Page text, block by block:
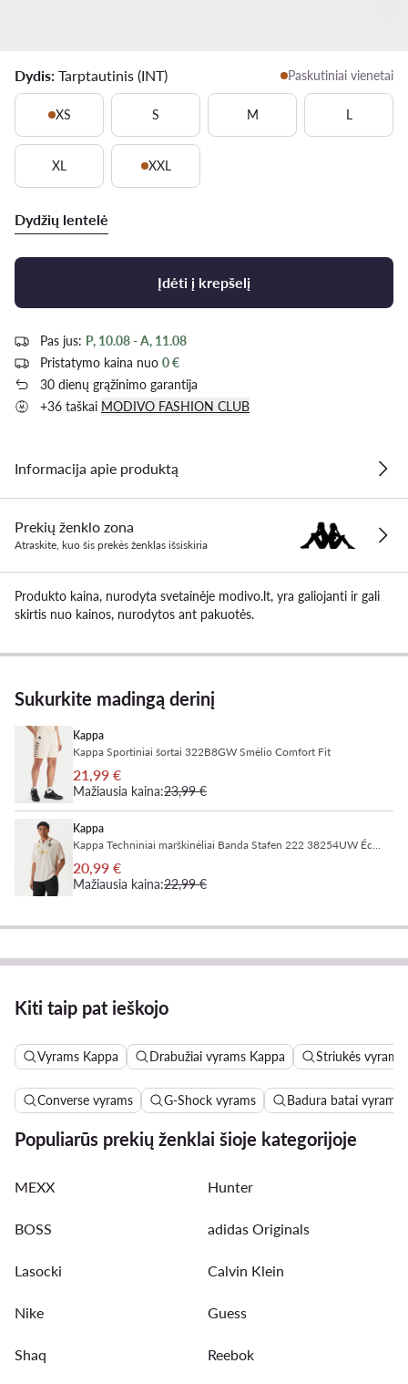
Dydis: Tarptautinis (INT) Paskutiniai vienetai
XS S M L
XL XXL
Dydžių lentelė
Įdėti į krepšelį
Pas jus: P, 10.08 - A, 11.08
Pristatymo kaina nuo 0 €
30 dienų grąžinimo garantija
+36 taškai MODIVO FASHION CLUB
Informacija apie produktą
Prekių ženklo zona
Atraskite, kuo šis prekės ženklas išsiskiria
Produkto kaina, nurodyta svetainėje modivo.lt, yra galiojanti ir gali
skirtis nuo kainos, nurodytos ant pakuotės.
Sukurkite madingą derinį
Kappa
Kappa Sportiniai šortai 322B8GW Smėlio Comfort Fit
21,99 €
Mažiausia kaina:23,99 €
Kappa
Kappa Techniniai marškinėliai Banda Stafen 222 38254UW Écru Comfort Fit
20,99 €
Mažiausia kaina:22,99 €
Kiti taip pat ieškojo
Vyrams Kappa Drabužiai vyrams Kappa Striukės vyrams
Converse vyrams G-Shock vyrams Badura batai vyrams
Populiarūs prekių ženklai šioje kategorijoje
MEXX Hunter
BOSS adidas Originals
Lasocki Calvin Klein
Nike Guess
Shaq Reebok